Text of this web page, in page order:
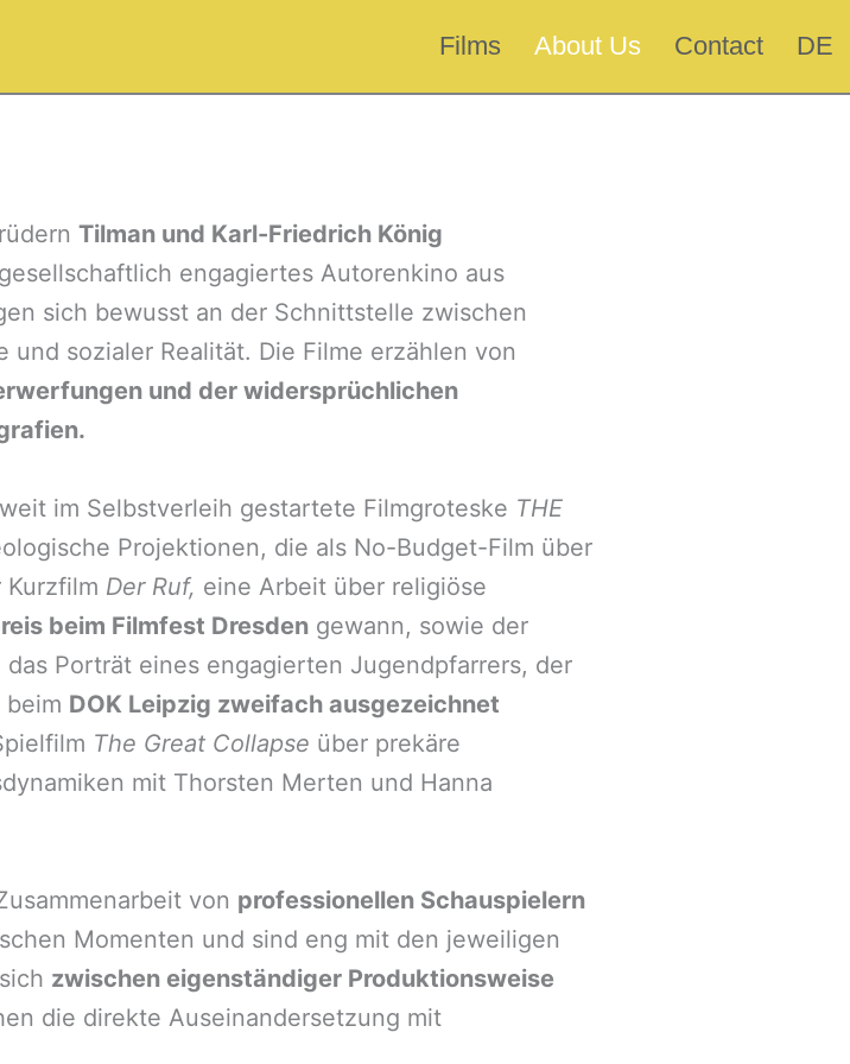
Films About Us Contact DE
Tilman und Karl-Friedrich König
engagiertes Autorenkino aus
sich bewusst an der Schnittstelle zwischen
und sozialer Realität. Die Filme erzählen von
und der widersprüchlichen
im Selbstverleih gestartete Filmgroteske THE
Projektionen, die als No-Budget-Film über
Der Ruf, eine Arbeit über religiöse
beim Filmfest Dresdengewann, sowie der
das Porträt eines engagierten Jugendpfarrers, der
beim DOK Leipzig zweifach ausgezeichnet
The Great Collapse über prekäre
mit Thorsten Merten und Hanna
von professionellen Schauspielern
Momenten und sind eng mit den jeweiligen
zwischen eigenständiger Produktionsweise
die direkte Auseinandersetzung mit